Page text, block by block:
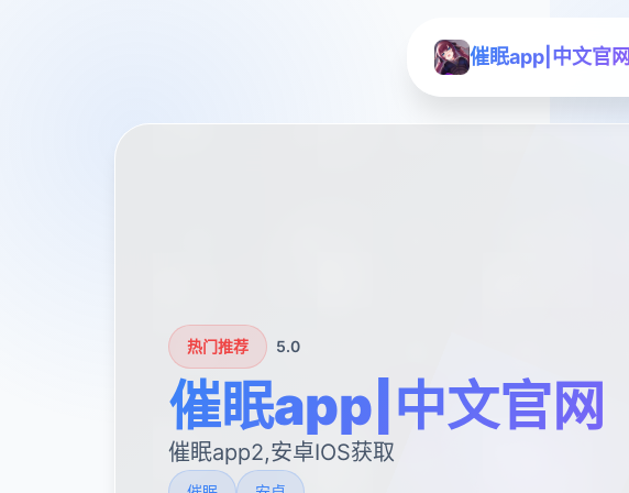
催眠app|中文官网
热门推荐 5.0
催眠app|中文官网
催眠app2,安卓IOS获取